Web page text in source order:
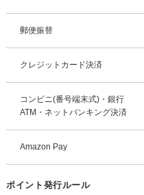
郵便振替
クレジットカード決済
コンビニ(番号端末式)・銀行
ATM・ネットバンキング決済
Amazon Pay
ポイント発行ルール